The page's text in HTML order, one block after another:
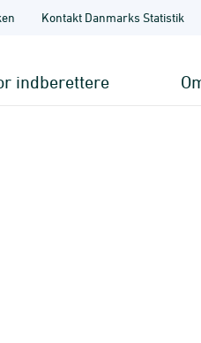
Kontakt Danmarks Statistik
indberettere